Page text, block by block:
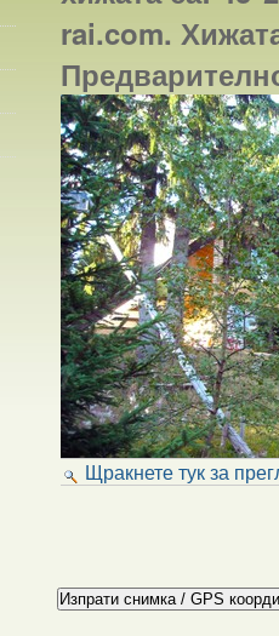
rai.com.
Щракнете тук за